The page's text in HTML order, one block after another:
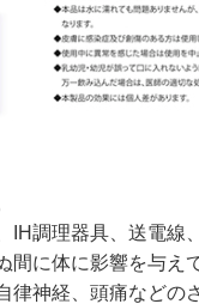
調理器具、送電線
に体に影響を与え
神経、頭痛などの